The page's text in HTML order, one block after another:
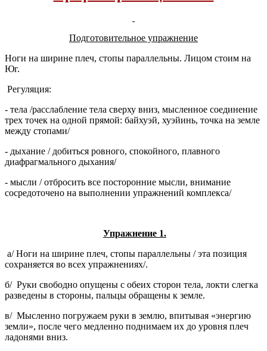
Подготовительное упражнение
Ноги на ширине плеч, стопы параллельны. Лицом стоим на
Юг.
Регуляция:
- тела /расслабление тела сверху вниз, мысленное соединение
трех точек на одной прямой: байхуэй, хуэйинь, точка на земле
между стопами/
- дыхание / добиться ровного, спокойного, плавного
диафрагмального дыхания/
- мысли / отбросить все посторонние мысли, внимание
сосредоточено на выполнении упражнений комплекса/
Упражнение 1.
а/ Ноги на ширине плеч, стопы параллельны / эта позиция
сохраняется во всех упражнениях/.
б/ Руки свободно опущены с обеих сторон тела, локти слегка
разведены в стороны, пальцы обращены к земле.
в/ Мысленно погружаем руки в землю, впитывая «энергию
земли», после чего медленно поднимаем их до уровня плеч
ладонями вниз.